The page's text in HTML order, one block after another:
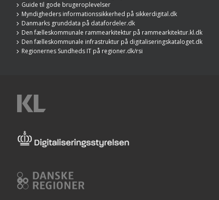
Guide til gode brugeroplevelser
Myndigheders informationssikkerhed på sikkerdigital.dk
Danmarks grunddata på datafordeler.dk
Den fælleskommunale rammearkitektur på rammearkitektur.kl.dk
Den fælleskommunale infrastruktur på digitaliseringskataloget.dk
Regionernes Sundheds IT på regioner.dk/rsi